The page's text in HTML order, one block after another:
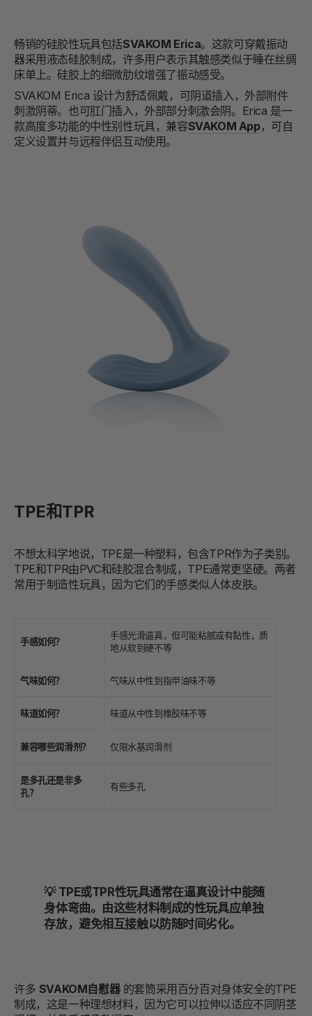
畅销的硅胶性玩具包括SVAKOM Erica。这款可穿戴振动
器采用液态硅胶制成，许多用户表示其触感类似于睡在丝绸
床单上。硅胶上的细微肋纹增强了振动感受。
SVAKOM Erica 设计为舒适佩戴，可阴道插入，外部附件
刺激阴蒂。也可肛门插入，外部部分刺激会阴。Erica 是一
款高度多功能的中性别性玩具，兼容SVAKOM App，可自
定义设置并与远程伴侣互动使用。
TPE和TPR
不想太科学地说，TPE是一种塑料，包含TPR作为子类别。
TPE和TPR由PVC和硅胶混合制成，TPE通常更坚硬。两者
常用于制造性玩具，因为它们的手感类似人体皮肤。
手感如何？
手感光滑逼真，但可能粘腻或有黏性，质
地从软到硬不等
气味如何？ 气味从中性到指甲油味不等
味道如何？ 味道从中性到橡胶味不等
兼容哪些润滑剂？ 仅限水基润滑剂
是多孔还是非多
孔？
有些多孔
💡 TPE或TPR性玩具通常在逼真设计中能随
身体弯曲。由这些材料制成的性玩具应单独
存放，避免相互接触以防随时间劣化。
许多 SVAKOM自慰器的套筒采用百分百对身体安全的TPE
制成，这是一种理想材料，因为它可以拉伸以适应不同阴茎